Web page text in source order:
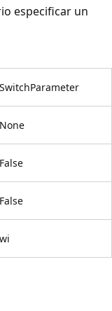
especificar un
SwitchParameter
None
False
False
wi